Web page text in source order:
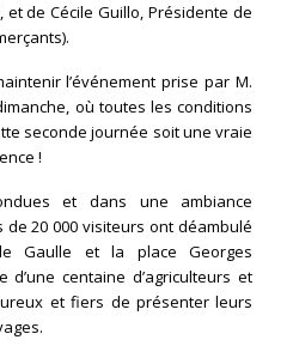
de Cécile Guillo, Présidente de
l’événement prise par M.
où toutes les conditions
seconde journée soit une vraie
!
et dans une ambiance
20 000 visiteurs ont déambulé
Gaulle et la place Georges
d’une centaine d’agriculteurs et
et fiers de présenter leurs